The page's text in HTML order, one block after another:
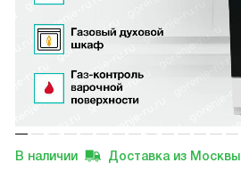
В наличии Доставка из Москвы